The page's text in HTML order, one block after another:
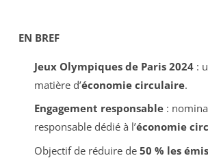
EN BREF
Jeux Olympiques de Paris 2024:
matière d’économie circulaire.
Engagement responsable:
responsable dédié à l’économie
Objectif de réduire de 50 % les